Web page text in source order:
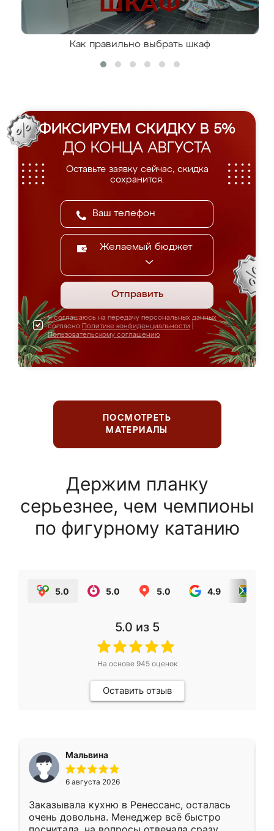
Как правильно выбрать шкаф
ФИКСИРУЕМ СКИДКУ В 5%
ДО КОНЦА АВГУСТА
Оставьте заявку сейчас, скидка
сохранится.
Желаемый бюджет
Отправить
Я соглашаюсь на передачу персональных данных
согласно Политике конфиденциальности
Пользовательскому соглашению
ПОСМОТРЕТЬ
МАТЕРИАЛЫ
Держим планку
серьезнее, чем чемпионы
по фигурному катанию
5.0 5.0 5.0 4.9
5.0 из 5
На основе 945оценок
Оставить отзыв
Мальвина
6 августа 2026
Заказывала кухню в Ренессанс, осталась
очень довольна. Менеджер всё быстро